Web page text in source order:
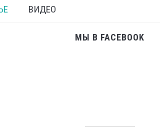
ВИДЕО
МЫ В FACEBOOK